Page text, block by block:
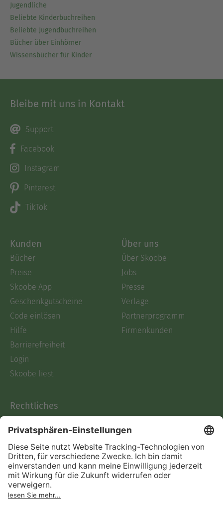
Jugendliche
Beliebte Kinderbuchreihen
Beliebte Jugendbuchreihen
Bücher über Einhörner
Wissensbücher für Kinder
Bleibe mit uns in Kontakt
Support
Facebook
Instagram
Pinterest
TikTok
Kunden
Bücher
Preise
Skoobe App
Geschenkgutscheine
Code einlösen
Hilfe
Barrierefreiheit
Login
Skoobe liest
Über uns
Über Skoobe
Jobs
Presse
Verlage
Partnerprogramm
Firmenkunden
Rechtliches
AGB
Informationen nach Data
Act
Verträge hier kündigen
Impressum